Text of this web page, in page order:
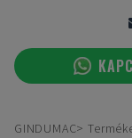
GINDUMAC